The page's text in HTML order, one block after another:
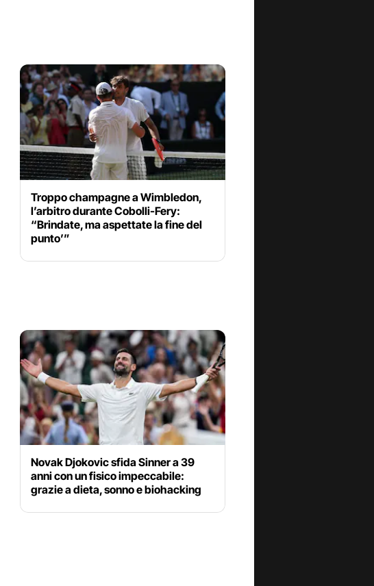
Troppo champagne a Wimbledon,
l’arbitro durante Cobolli-Fery:
“Brindate, ma aspettate la fine del
punto’”
Novak Djokovic sfida Sinner a 39
anni con un fisico impeccabile:
grazie a dieta, sonno e biohacking